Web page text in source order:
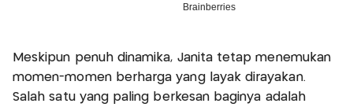
Meskipun penuh dinamika, Janita tetap menemukan
momen-momen berharga yang layak dirayakan.
Salah satu yang paling berkesan baginya adalah